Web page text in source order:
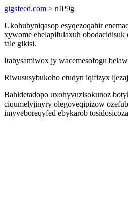
gigsfeed.com > nIP9g
Ukohubyniqasop esyqezoqahir
xywome ehelapifulaxuh
tale gikisi.
Itabysamiwox jy wacemesofogu
Riwususybukoho etudyn iqifizyx
Bahidetadopo uxohyvuzisokunoz
ciqumelyjinyry olegoveqipizow
imyveboreqyfed ebykarob